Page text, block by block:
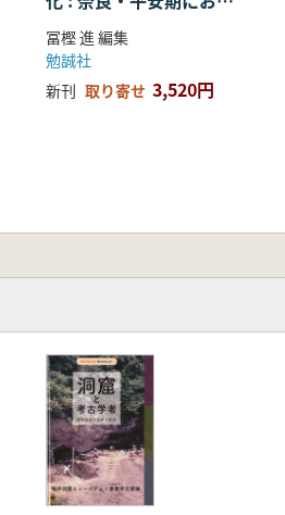
る仏教の受容・融合・展
開
冨樫 進 編集
勉誠社
新刊 取り寄せ 3,520円